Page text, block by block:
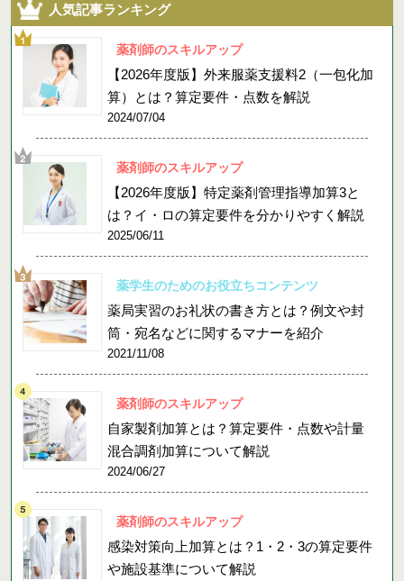
人気記事ランキング
薬剤師のスキルアップ
【2026年度版】外来服薬支援料2（一包化加
算）とは？算定要件・点数を解説
2024/07/04
薬剤師のスキルアップ
【2026年度版】特定薬剤管理指導加算3と
は？イ・ロの算定要件を分かりやすく解説
2025/06/11
薬学生のためのお役立ちコンテンツ
薬局実習のお礼状の書き方とは？例文や封
筒・宛名などに関するマナーを紹介
2021/11/08
薬剤師のスキルアップ
自家製剤加算とは？算定要件・点数や計量
混合調剤加算について解説
2024/06/27
薬剤師のスキルアップ
感染対策向上加算とは？1・2・3の算定要件
や施設基準について解説